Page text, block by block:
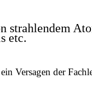
strahlendem
etc.
Versagen der